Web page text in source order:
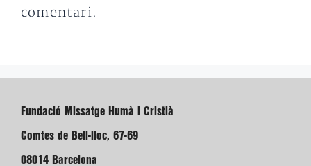
comentari.
Fundació Missatge Humà i Cristià
Comtes de Bell-lloc, 67-69
08014 Barcelona